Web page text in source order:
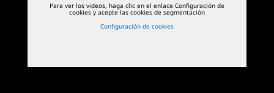
Para ver los videos, haga clic en el enlace Configuración de
cookies y acepte las cookies de segmentación
Configuración de cookies